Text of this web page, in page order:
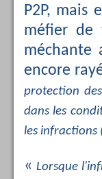
P2P,
méfier de
méchante
encore
protection
dans les
les infractions
« Lorsque